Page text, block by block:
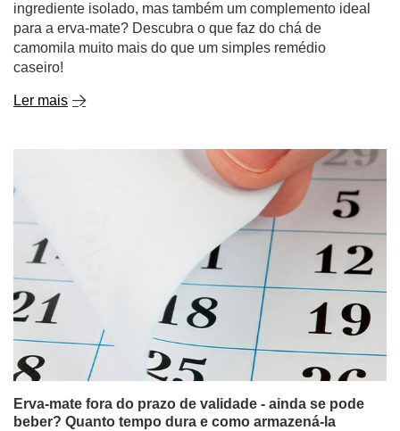
ingrediente isolado, mas também um complemento ideal
para a erva-mate? Descubra o que faz do chá de
camomila muito mais do que um simples remédio
caseiro!
Ler mais
Erva-mate fora do prazo de validade - ainda se pode
beber? Quanto tempo dura e como armazená-la